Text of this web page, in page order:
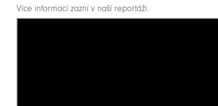
Více informací zazní v naší reportáži.